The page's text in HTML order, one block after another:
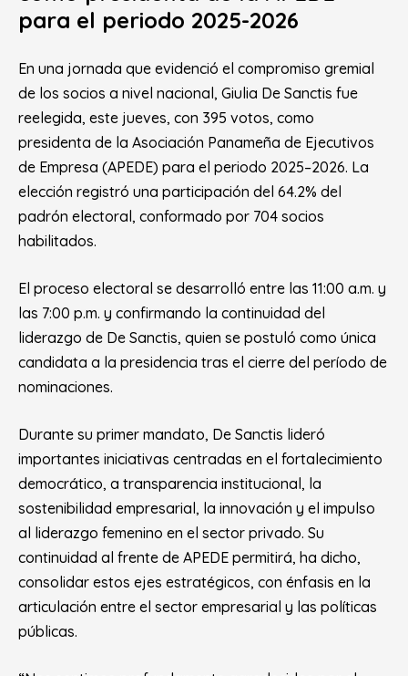
para el periodo 2025-2026
En una jornada que evidenció el compromiso gremial
de los socios a nivel nacional, Giulia De Sanctis fue
reelegida, este jueves, con 395 votos, como
presidenta de la Asociación Panameña de Ejecutivos
de Empresa (APEDE) para el periodo 2025–2026. La
elección registró una participación del 64.2% del
padrón electoral, conformado por 704 socios
habilitados.
El proceso electoral se desarrolló entre las 11:00 a.m. y
las 7:00 p.m. y confirmando la continuidad del
liderazgo de De Sanctis, quien se postuló como única
candidata a la presidencia tras el cierre del período de
nominaciones.
Durante su primer mandato, De Sanctis lideró
importantes iniciativas centradas en el fortalecimiento
democrático, a transparencia institucional, la
sostenibilidad empresarial, la innovación y el impulso
al liderazgo femenino en el sector privado. Su
continuidad al frente de APEDE permitirá, ha dicho,
consolidar estos ejes estratégicos, con énfasis en la
articulación entre el sector empresarial y las políticas
públicas.